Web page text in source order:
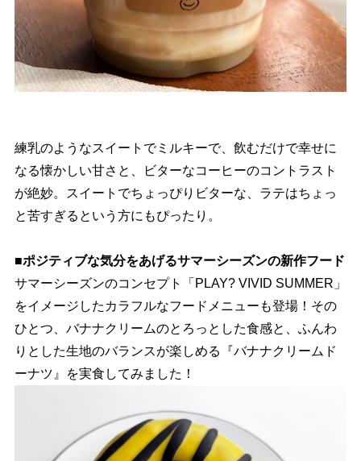
練乳のようなスイートでミルキーで、飲むだけで幸せに
なる懐かしい甘さと、ビターなコーヒーのコントラスト
が絶妙。スイートでちょっぴりビターな、ラテはちょっ
と苦すぎるという方にもぴったり。
■ポジティブな気分をあげるサマーシーズンの新作フード
サマーシーズンのコンセプト「PLAY? VIVID SUMMER」
をイメージしたカラフルなフードメニューも登場！その
ひとつ、バナナクリームのとろっとした食感と、ふんわ
りとした生地のバランスが楽しめる『バナナクリームド
ーナツ』を実食してみました！